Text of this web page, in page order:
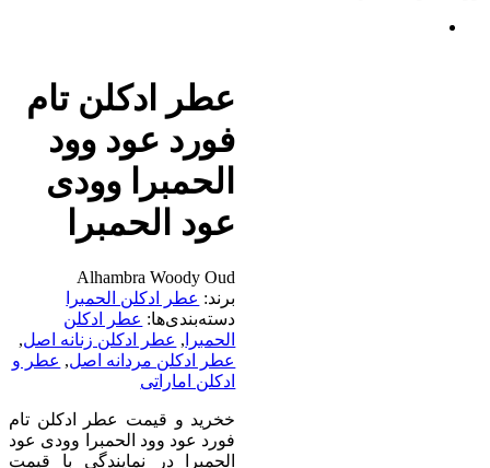
عطر ادکلن تام
فورد عود وود
الحمبرا وودی
عود الحمبرا
Alhambra Woody Oud
برند: عطر ادکلن الحمبرا
دسته‌بندی‌ها: عطر ادکلن
الحمبرا , عطر ادکلن زنانه اصل,
عطر ادکلن مردانه اصل, عطر و
ادکلن اماراتی
خخرید و قیمت عطر ادکلن تام
فورد عود وود الحمبرا وودی عود
الحمبرا در نمایندگی با قیمت